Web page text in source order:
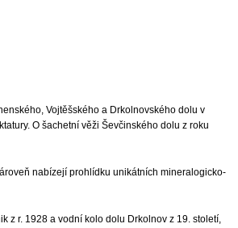
Vojtěšského a Drkolnovského dolu v
O šachetní věži Ševčinského dolu z roku
nabízejí prohlídku unikátních mineralogicko-
z r. 1928 a vodní kolo dolu Drkolnov z 19. století,